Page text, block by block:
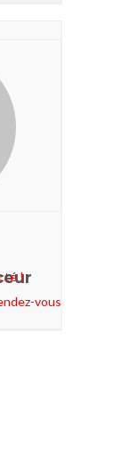
!
vous